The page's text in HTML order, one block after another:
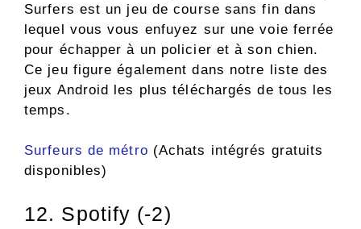
Surfers est un jeu de course sans fin dans
lequel vous vous enfuyez sur une voie ferrée
pour échapper à un policier et à son chien.
Ce jeu figure également dans notre liste des
jeux Android les plus téléchargés de tous les
temps.
Surfeurs de métro (Achats intégrés gratuits
disponibles)
12. Spotify (-2)